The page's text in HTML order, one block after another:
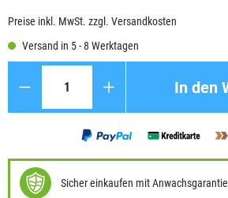
Preise inkl. MwSt. zzgl. Versandkosten
Versand in 5 - 8 Werktagen
In den
Sicher einkaufen mit